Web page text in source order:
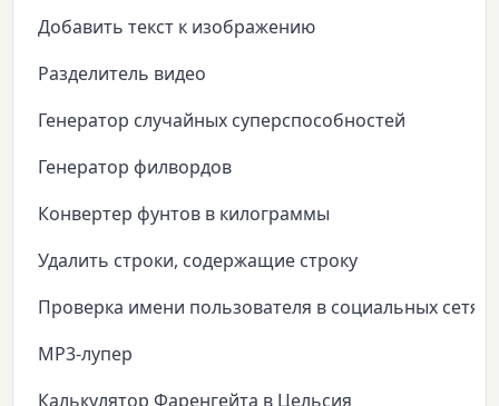
Добавить текст к изображению
Разделитель видео
Генератор случайных суперспособностей
Генератор филвордов
Конвертер фунтов в килограммы
Удалить строки, содержащие строку
Проверка имени пользователя в социальных сетях
MP3-лупер
Калькулятор Фаренгейта в Цельсия